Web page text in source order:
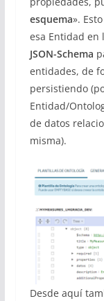
esquema».
esa Entidad en
JSON-Schema
entidades, de
persistiendo
Entidad/
de datos
misma).
Desde aquí